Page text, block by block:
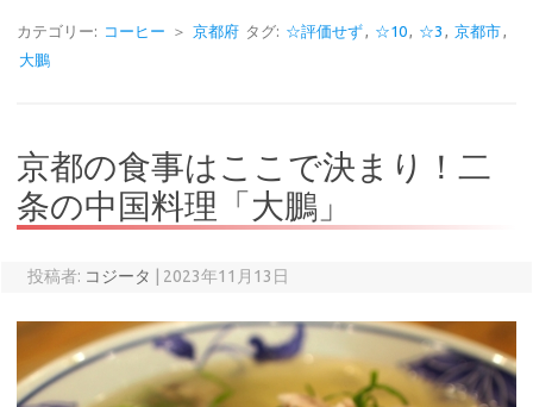
カテゴリー: コーヒー ＞ 京都府 タグ: ☆評価せず, ☆10, ☆3 , 京都市,
大鵬
京都の食事はここで決まり！二
条の中国料理「大鵬」
投稿者: コジータ 2023年11月13日